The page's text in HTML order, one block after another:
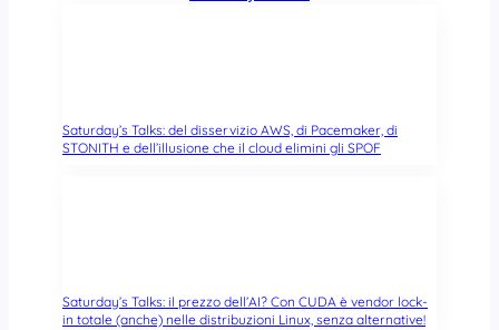
Saturday’s Talks: del disservizio AWS, di Pacemaker, di
STONITH e dell’illusione che il cloud elimini gli SPOF
Saturday’s Talks: il prezzo dell’AI? Con CUDA è vendor lock-
in totale (anche) nelle distribuzioni Linux, senza alternative!